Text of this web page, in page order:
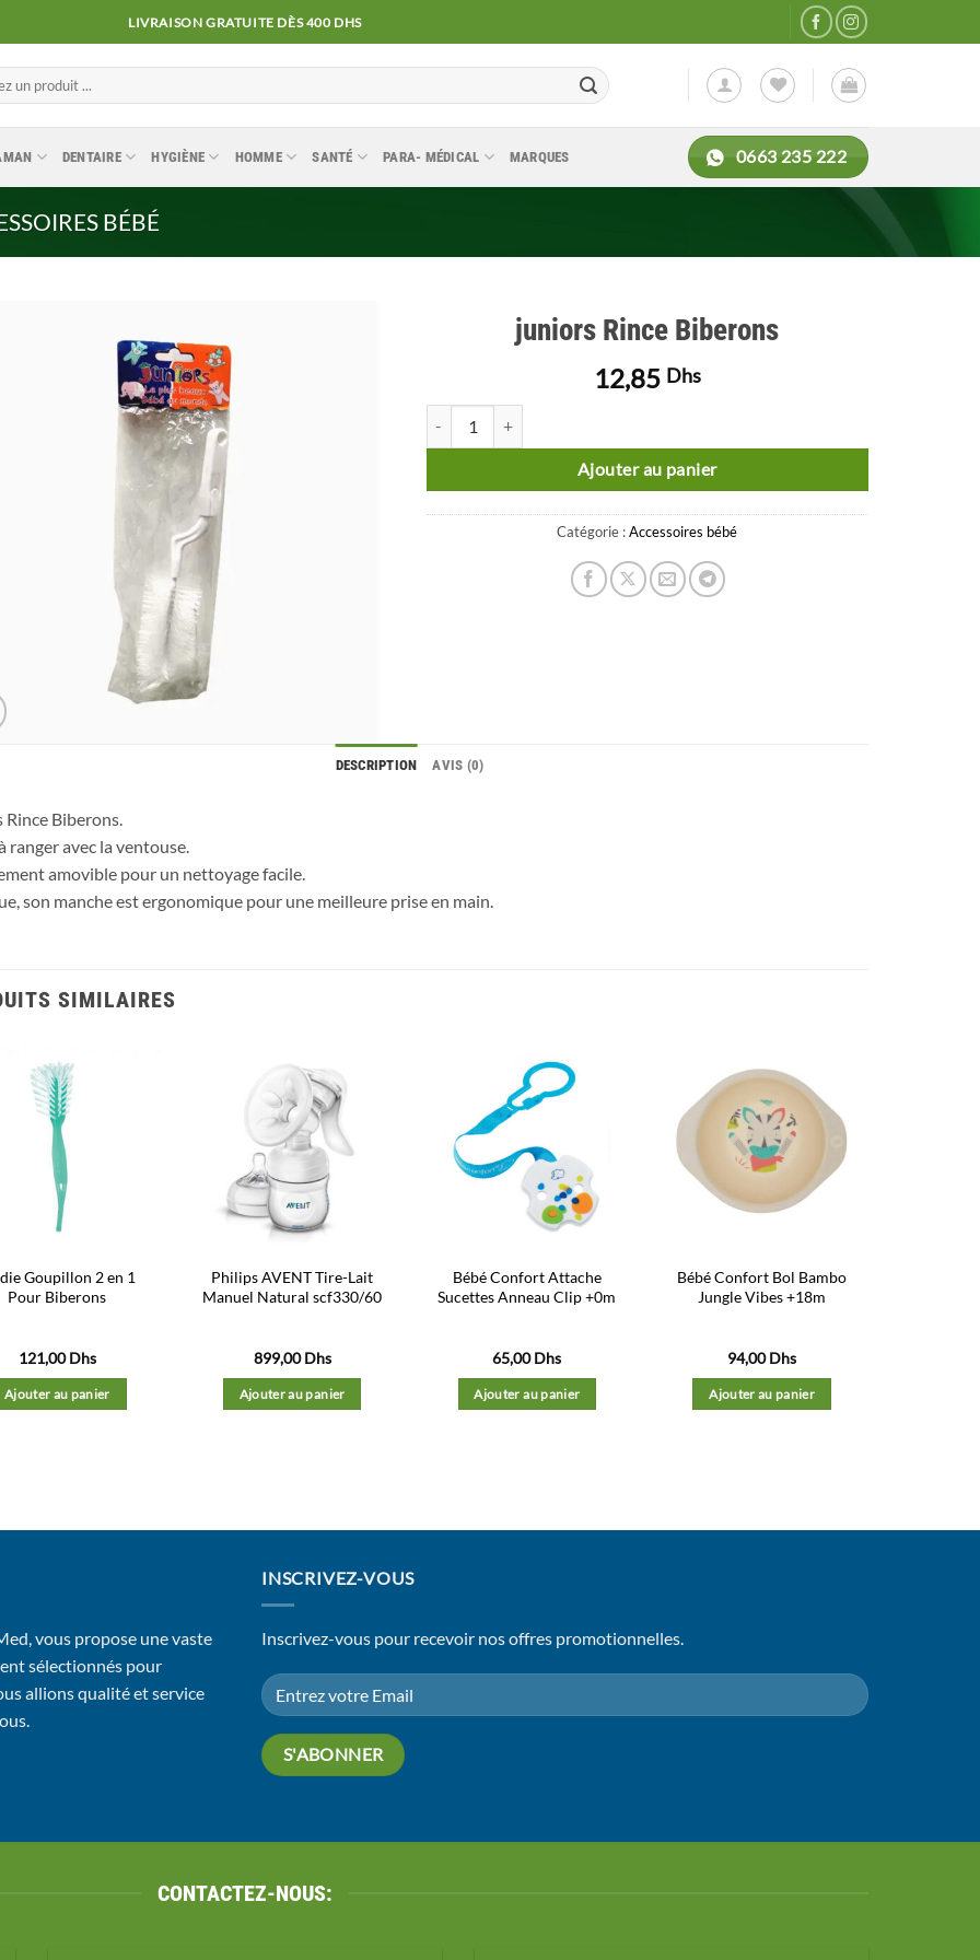
LIVRAISON GRATUITE DÈS 400 DHS
DENTAIRE HYGIÈNE HOMME SANTÉ PARA- MÉDICAL MARQUES 0663 235 222
BÉBÉ
juniors Rince Biberons
12,85 Dhs
Ajouter au panier
Catégorie :Accessoires bébé
DESCRIPTION AVIS (0)
Biberons.
ranger avec la ventouse.
amovible pour un nettoyage facile.
son manche est ergonomique pour une meilleure prise en main.
SIMILAIRES
Goupillon 2 en 1
Pour Biberons
121,00Dhs
Ajouter au panier
Ajouter
à la liste
Philips AVENT Tire-Lait
Manuel Natural scf330/60
899,00Dhs
Ajouter au panier
d’envies
Bébé Confort Attache
Sucettes Anneau Clip +0m
65,00Dhs
Ajouter au panier
à la liste
d’envies
Bébé Confort Bol Bambo
Jungle Vibes +18m
94,00Dhs
Ajouter au panier
vous propose une vaste
sélectionnés pour
allions qualité et service
INSCRIVEZ-VOUS
Inscrivez-vous pour recevoir nos offres promotionnelles.
CONTACTEZ-NOUS: